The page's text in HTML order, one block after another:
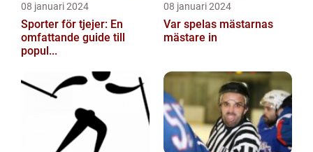
08 januari 2024
Sporter för tjejer: En
omfattande guide till
popul...
08 januari 2024
Var spelas mästarnas
mästare in